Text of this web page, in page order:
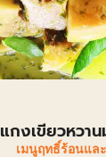
แกงเขียวหวาน
เมนูฤทธิ์ร้อนแล